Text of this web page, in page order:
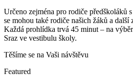
Určeno zejména pro rodiče předškoláků
se mohou také rodiče našich žáků a další
Každá prohlídka trvá 45 minut – na
Sraz ve vestibulu školy.
Těšíme se na Vaši návštěvu
Featured